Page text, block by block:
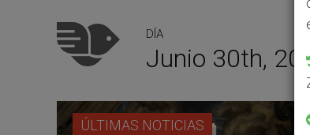
DÍA
Junio 30th,
ÚLTIMAS NOTICIAS